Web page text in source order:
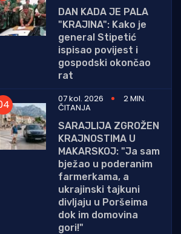
DAN KADA JE PALA
"KRAJINA": Kako je
general Stipetić
ispisao povijest i
gospodski okončao
rat
07 kol. 2026
2 MIN.
ČITANJA
SARAJLIJA ZGROŽEN
KRAJNOSTIMA U
MAKARSKOJ: "Ja sam
bježao u poderanim
farmerkama, a
ukrajinski tajkuni
divljaju u Poršeima
dok im domovina
gori!"